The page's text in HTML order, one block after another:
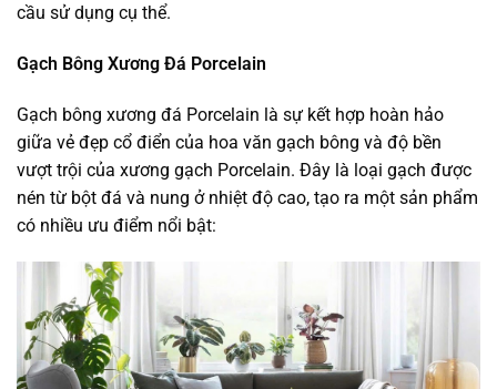
cầu sử dụng cụ thể.
Gạch Bông Xương Đá Porcelain
Gạch bông xương đá Porcelain là sự kết hợp hoàn hảo
giữa vẻ đẹp cổ điển của hoa văn gạch bông và độ bền
vượt trội của xương gạch Porcelain. Đây là loại gạch được
nén từ bột đá và nung ở nhiệt độ cao, tạo ra một sản phẩm
có nhiều ưu điểm nổi bật: